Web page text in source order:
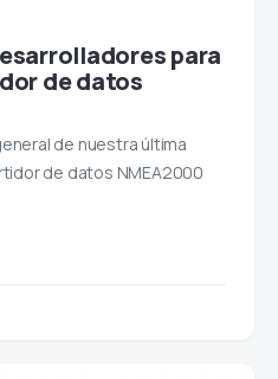
para
de datos
de nuestra última
de datos NMEA2000